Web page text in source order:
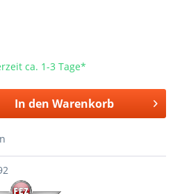
ca. 1-3 Tage*
In den Warenkorb